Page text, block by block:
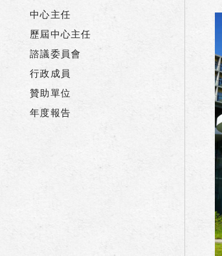
中心主任
歷屆中心主任
諮議委員會
行政成員
贊助單位
年度報告